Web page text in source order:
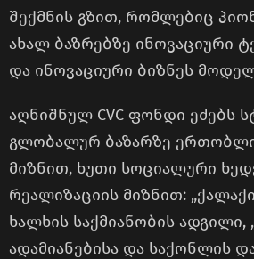
შექმნის გზით, რომლებიც
ახალ ბაზრებზე ინოვაციური
და ინოვაციური ბიზნეს
აღნიშნულ CVC ფონდი ეძებს
გლობალურ ბაზარზე
მიზნით, ხუთი სოციალური
რეალიზაციის მიზნით:
ხალხის საქმიანობის ადგილი,
ადამიანებისა და საქონლის